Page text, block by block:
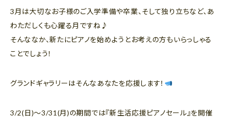
3月は大切なお子様のご入学準備や卒業、そして独り立ちなど、あ
わただしくも心躍る月ですね♪
そんななか、新たにピアノを始めようとお考えの方もいらっしゃる
ことでしょう！
グランドギャラリーはそんなあなたを応援します！
3/2(日)～3/31(月)の期間では『新生活応援ピアノセール』を開催